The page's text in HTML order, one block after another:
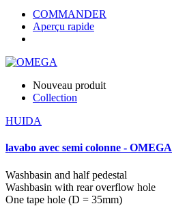
COMMANDER
Aperçu rapide
Nouveau produit
Collection
HUIDA
lavabo avec semi colonne - OMEGA
Washbasin and half pedestal
Washbasin with rear overflow hole
One tape hole (D = 35mm)